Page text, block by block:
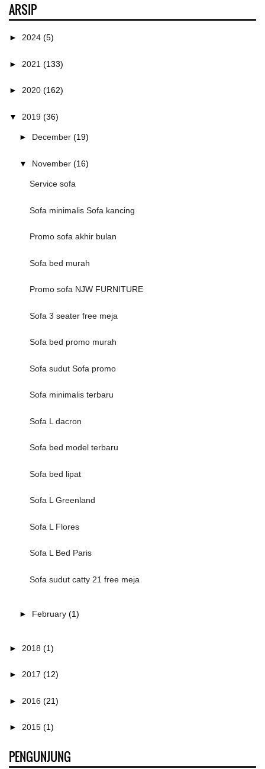
ARSIP
► 2024 (5)
► 2021 (133)
► 2020 (162)
▼ 2019 (36)
► December (19)
▼ November (16)
Service sofa
Sofa minimalis Sofa kancing
Promo sofa akhir bulan
Sofa bed murah
Promo sofa NJW FURNITURE
Sofa 3 seater free meja
Sofa bed promo murah
Sofa sudut Sofa promo
Sofa minimalis terbaru
Sofa L dacron
Sofa bed model terbaru
Sofa bed lipat
Sofa L Greenland
Sofa L Flores
Sofa L Bed Paris
Sofa sudut catty 21 free meja
► February (1)
► 2018 (1)
► 2017 (12)
► 2016 (21)
► 2015 (1)
PENGUNJUNG